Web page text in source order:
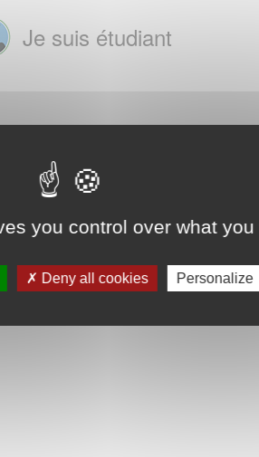
you control over what
Deny all cookies Personalize
Je suis étudiant